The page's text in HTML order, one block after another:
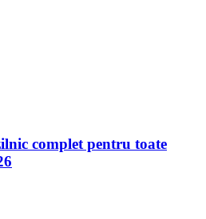
complet pentru toate